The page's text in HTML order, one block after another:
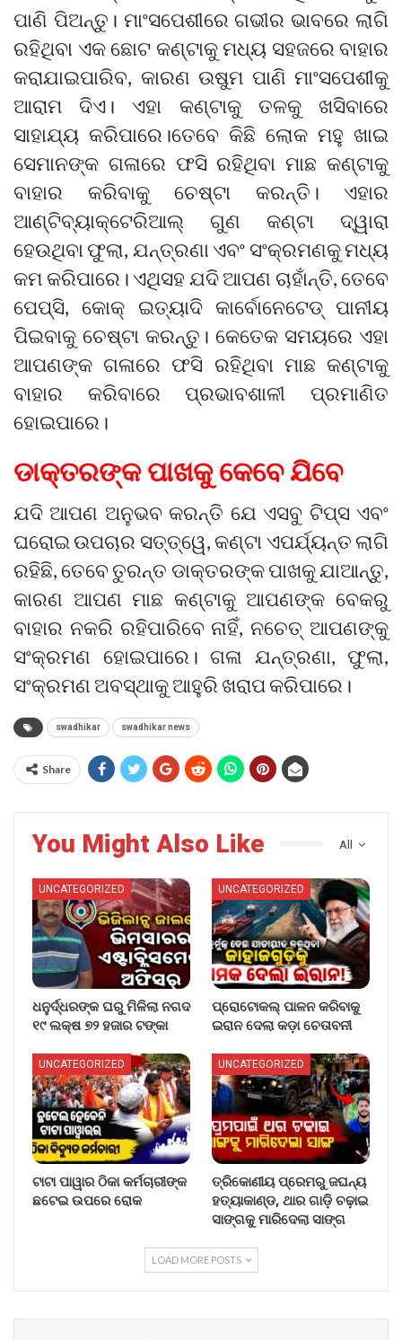
ପାଣି ପିଅନ୍ତୁ। ମାଂସପେଶୀରେ ଗଭୀର ଭାବରେ ଲାଗି
ରହିଥିବା ଏକ ଛୋଟ କଣ୍ଟାକୁ ମଧ୍ୟ ସହଜରେ ବାହାର
କରାଯାଇପାରିବ, କାରଣ ଉଷୁମ ପାଣି ମାଂସପେଶୀକୁ
ଆରାମ ଦିଏ। ଏହା କଣ୍ଟାକୁ ତଳକୁ ଖସିବାରେ
ସାହାଯ୍ୟ କରିପାରେ।ତେବେ କିଛି ଲୋକ ମହୁ ଖାଇ
ସେମାନଙ୍କ ଗଳାରେ ଫସି ରହିଥିବା ମାଛ କଣ୍ଟାକୁ
ବାହାର କରିବାକୁ ଚେଷ୍ଟା କରନ୍ତି। ଏହାର
ଆଣ୍ଟିବ୍ୟାକ୍ଟେରିଆଲ୍ ଗୁଣ କଣ୍ଟା ଦ୍ୱାରା
ହେଉଥିବା ଫୁଲା, ଯନ୍ତ୍ରଣା ଏବଂ ସଂକ୍ରମଣକୁ ମଧ୍ୟ
କମ କରିପାରେ। ଏଥିସହ ଯଦି ଆପଣ ଚାହାଁନ୍ତି, ତେବେ
ପେପ୍ସି, କୋକ୍ ଇତ୍ୟାଦି କାର୍ବୋନେଟେଡ୍ ପାନୀୟ
ପିଇବାକୁ ଚେଷ୍ଟା କରନ୍ତୁ। କେତେକ ସମୟରେ ଏହା
ଆପଣଙ୍କ ଗଳାରେ ଫସି ରହିଥିବା ମାଛ କଣ୍ଟାକୁ
ବାହାର କରିବାରେ ପ୍ରଭାବଶାଳୀ ପ୍ରମାଣିତ
ହୋଇପାରେ।
ଡାକ୍ତରଙ୍କ ପାଖକୁ କେବେ ଯିବେ
ଯଦି ଆପଣ ଅନୁଭବ କରନ୍ତି ଯେ ଏସବୁ ଟିପ୍ସ ଏବଂ
ଘରୋଇ ଉପଚାର ସତ୍ତ୍ୱେ, କଣ୍ଟା ଏପର୍ଯ୍ୟନ୍ତ ଲାଗି
ରହିଛି, ତେବେ ତୁରନ୍ତ ଡାକ୍ତରଙ୍କ ପାଖକୁ ଯାଆନ୍ତୁ,
କାରଣ ଆପଣ ମାଛ କଣ୍ଟାକୁ ଆପଣଙ୍କ ବେକରୁ
ବାହାର ନକରି ରହିପାରିବେ ନାହିଁ, ନଚେତ୍ ଆପଣଙ୍କୁ
ସଂକ୍ରମଣ ହୋଇପାରେ। ଗଳା ଯନ୍ତ୍ରଣା, ଫୁଲା,
ସଂକ୍ରମଣ ଅବସ୍ଥାକୁ ଆହୁରି ଖରାପ କରିପାରେ।
swadhikar swadhikar news
Share
All
You Might Also Like
UNCATEGORIZED
ଧନୁର୍ଦ୍ଧରଙ୍କ ଘରୁ ମିଳିଲା ନଗଦ
୧୯ ଲକ୍ଷ ୭୨ ହଜାର ଟଙ୍କା
UNCATEGORIZED
ପ୍ରୋଟୋକଲ୍ ପାଳନ କରିବାକୁ
ଇରାନ ଦେଲା କଡ଼ା ଚେତାବନୀ
UNCATEGORIZED
ଟାଟା ପାୱାର ଠିକା କର୍ମଚାରୀଙ୍କ
ଛଟେଇ ଉପରେ ରୋକ
UNCATEGORIZED
ତ୍ରିକୋଣୀୟ ପ୍ରେମରୁ ଜଘନ୍ୟ
ହତ୍ୟାକାଣ୍ଡ, ଥାର ଗାଡ଼ି ଚଢ଼ାଇ
ସାଙ୍ଗକୁ ମାରିଦେଲା ସାଙ୍ଗ
LOAD MORE POSTS